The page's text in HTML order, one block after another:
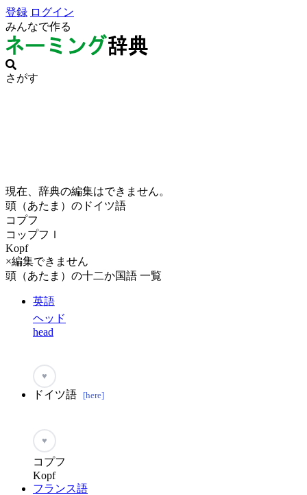
登録 ログイン
みんなで作る
さがす
現在、辞典の編集はできません。
頭（あたま）のドイツ語
コプフ
コップフｌ
Kopf
×編集できません
頭（あたま）の十二か国語 一覧
英語
ヘッド
head
♥
ドイツ語 [here]
♥
コプフ
Kopf
フランス語